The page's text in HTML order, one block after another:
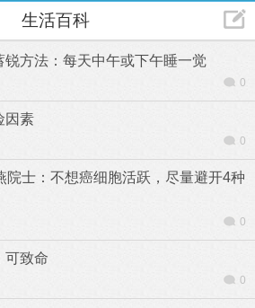
生活百科
方法：每天中午或下午睡一觉
0
因素
0
院士：不想癌细胞活跃，尽量避开4种
0
可致命
0